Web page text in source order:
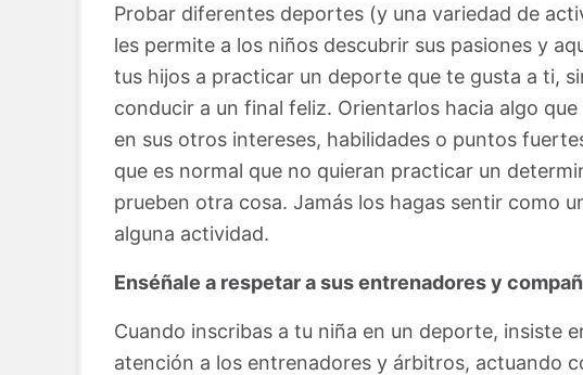
Probar diferentes deportes (y una variedad de
les permite a los niños descubrir sus pasiones y
tus hijos a practicar un deporte que te gusta a ti,
conducir a un final feliz. Orientarlos hacia algo
en sus otros intereses, habilidades o puntos
que es normal que no quieran practicar un
prueben otra cosa. Jamás los hagas sentir como
alguna actividad.
Enséñale a respetar a sus entrenadores y
Cuando inscribas a tu niña en un deporte, insiste
atención a los entrenadores y árbitros, actuando